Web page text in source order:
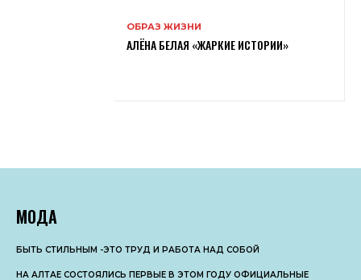
ОБРАЗ ЖИЗНИ
АЛЁНА БЕЛАЯ «ЖАРКИЕ ИСТОРИИ»
МОДА
БЫТЬ СТИЛЬНЫМ -ЭТО ТРУД И РАБОТА НАД СОБОЙ
НА АЛТАЕ СОСТОЯЛИСЬ ПЕРВЫЕ В ЭТОМ ГОДУ ОФИЦИАЛЬНЫЕ